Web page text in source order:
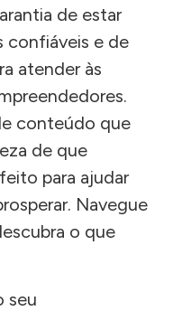
de estar
confiáveis e de
atender às
conteúdo que
de que
para ajudar
Navegue
o que
seu